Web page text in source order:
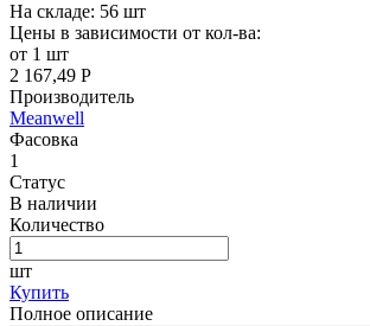
На складе: 56 шт
Цены в зависимости от кол-ва:
от 1 шт
2 167,49 Р
Производитель
Meanwell
Фасовка
1
Статус
В наличии
Количество
шт
Купить
Полное описание